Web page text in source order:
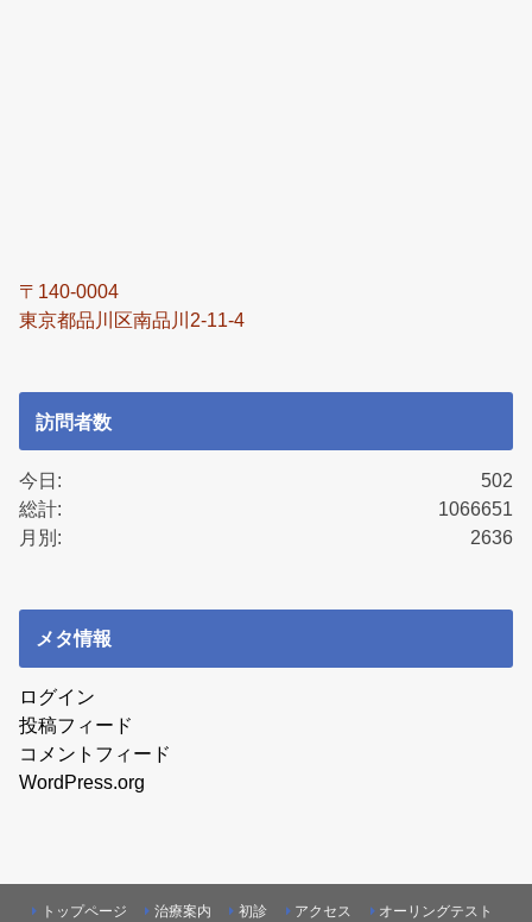
〒140-0004
東京都品川区南品川2-11-4
訪問者数
502
今日:
1066651
総計:
2636
月別:
メタ情報
ログイン
投稿フィード
コメントフィード
WordPress.org
トップページ 治療案内 初診 アクセス オーリングテスト